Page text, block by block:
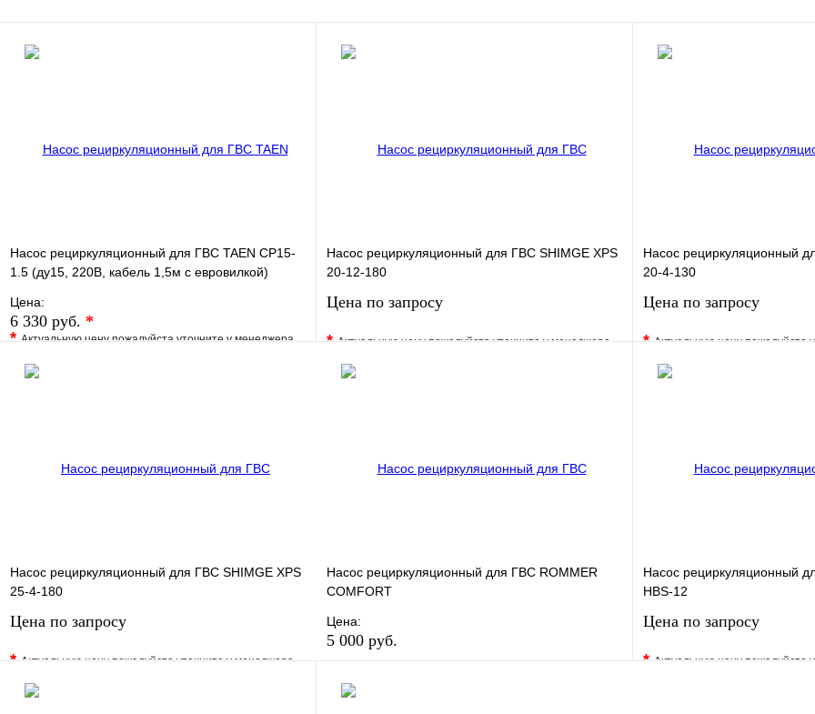
Насос рециркуляционный для ГВС TAEN CP15-
1.5 (ду15, 220В, кабель 1,5м с евровилкой)
Цена:
6 330 руб. *
*Актуальную цену пожалуйста уточните у менеджера
В избранное
Насос рециркуляционный для ГВС SHIMGE XPS
20-12-180
Цена по запросу
*Актуальную цену пожалуйста уточните у менеджера
В избранное
Насос рециркуляционный
20-4-130
Цена по запросу
*Актуальную цену пожалуйста
В избранное
Насос рециркуляционный для ГВС SHIMGE XPS
25-4-180
Цена по запросу
*Актуальную цену пожалуйста уточните у менеджера
В избранное
Насос рециркуляционный для ГВС ROMMER
COMFORT
Цена:
5 000 руб.
Купить в 1 клик
Насос рециркуляционный
HBS-12
Цена по запросу
*Актуальную цену пожалуйста